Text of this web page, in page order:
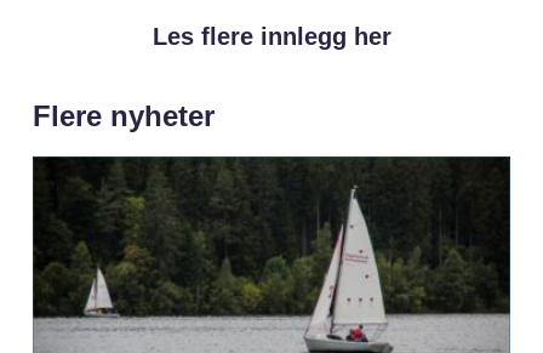
Les flere innlegg her
Flere nyheter